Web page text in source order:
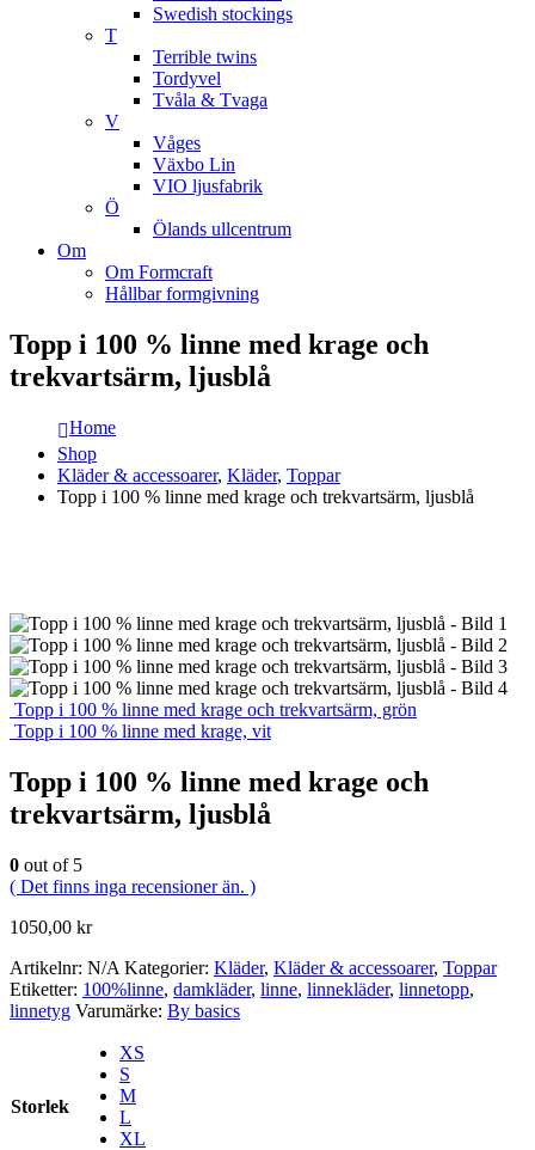
Swedish stockings
T
Terrible twins
Tordyvel
Tvåla & Tvaga
V
Våges
Växbo Lin
VIO ljusfabrik
Ö
Ölands ullcentrum
Om
Om Formcraft
Hållbar formgivning
Topp i 100 % linne med krage och
trekvartsärm, ljusblå
Home
Shop
Kläder & accessoarer, Kläder, Toppar
Topp i 100 % linne med krage och trekvartsärm, ljusblå
Topp i 100 % linne med krage och trekvartsärm, grön
Topp i 100 % linne med krage, vit
Topp i 100 % linne med krage och
trekvartsärm, ljusblå
0 out of 5
( Det finns inga recensioner än. )
1050,00 kr
Artikelnr: N/A Kategorier: Kläder, Kläder & accessoarer, Toppar
Etiketter: 100%linne, damkläder, linne, linnekläder, linnetopp,
linnetyg Varumärke: By basics
Storlek
XS
S
M
L
XL